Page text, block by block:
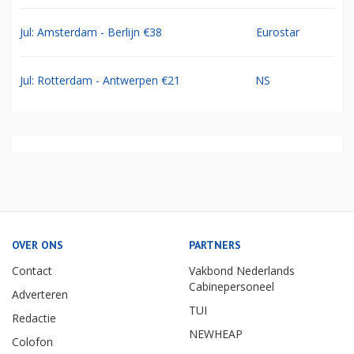
Jul: Amsterdam - Berlijn €38 Eurostar
Jul: Rotterdam - Antwerpen €21 NS
OVER ONS
Contact
Adverteren
Redactie
Colofon
PARTNERS
Vakbond Nederlands
Cabinepersoneel
TUI
NEWHEAP